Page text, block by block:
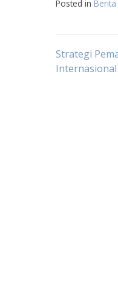
Posted in
Post
Strategi
Internasional